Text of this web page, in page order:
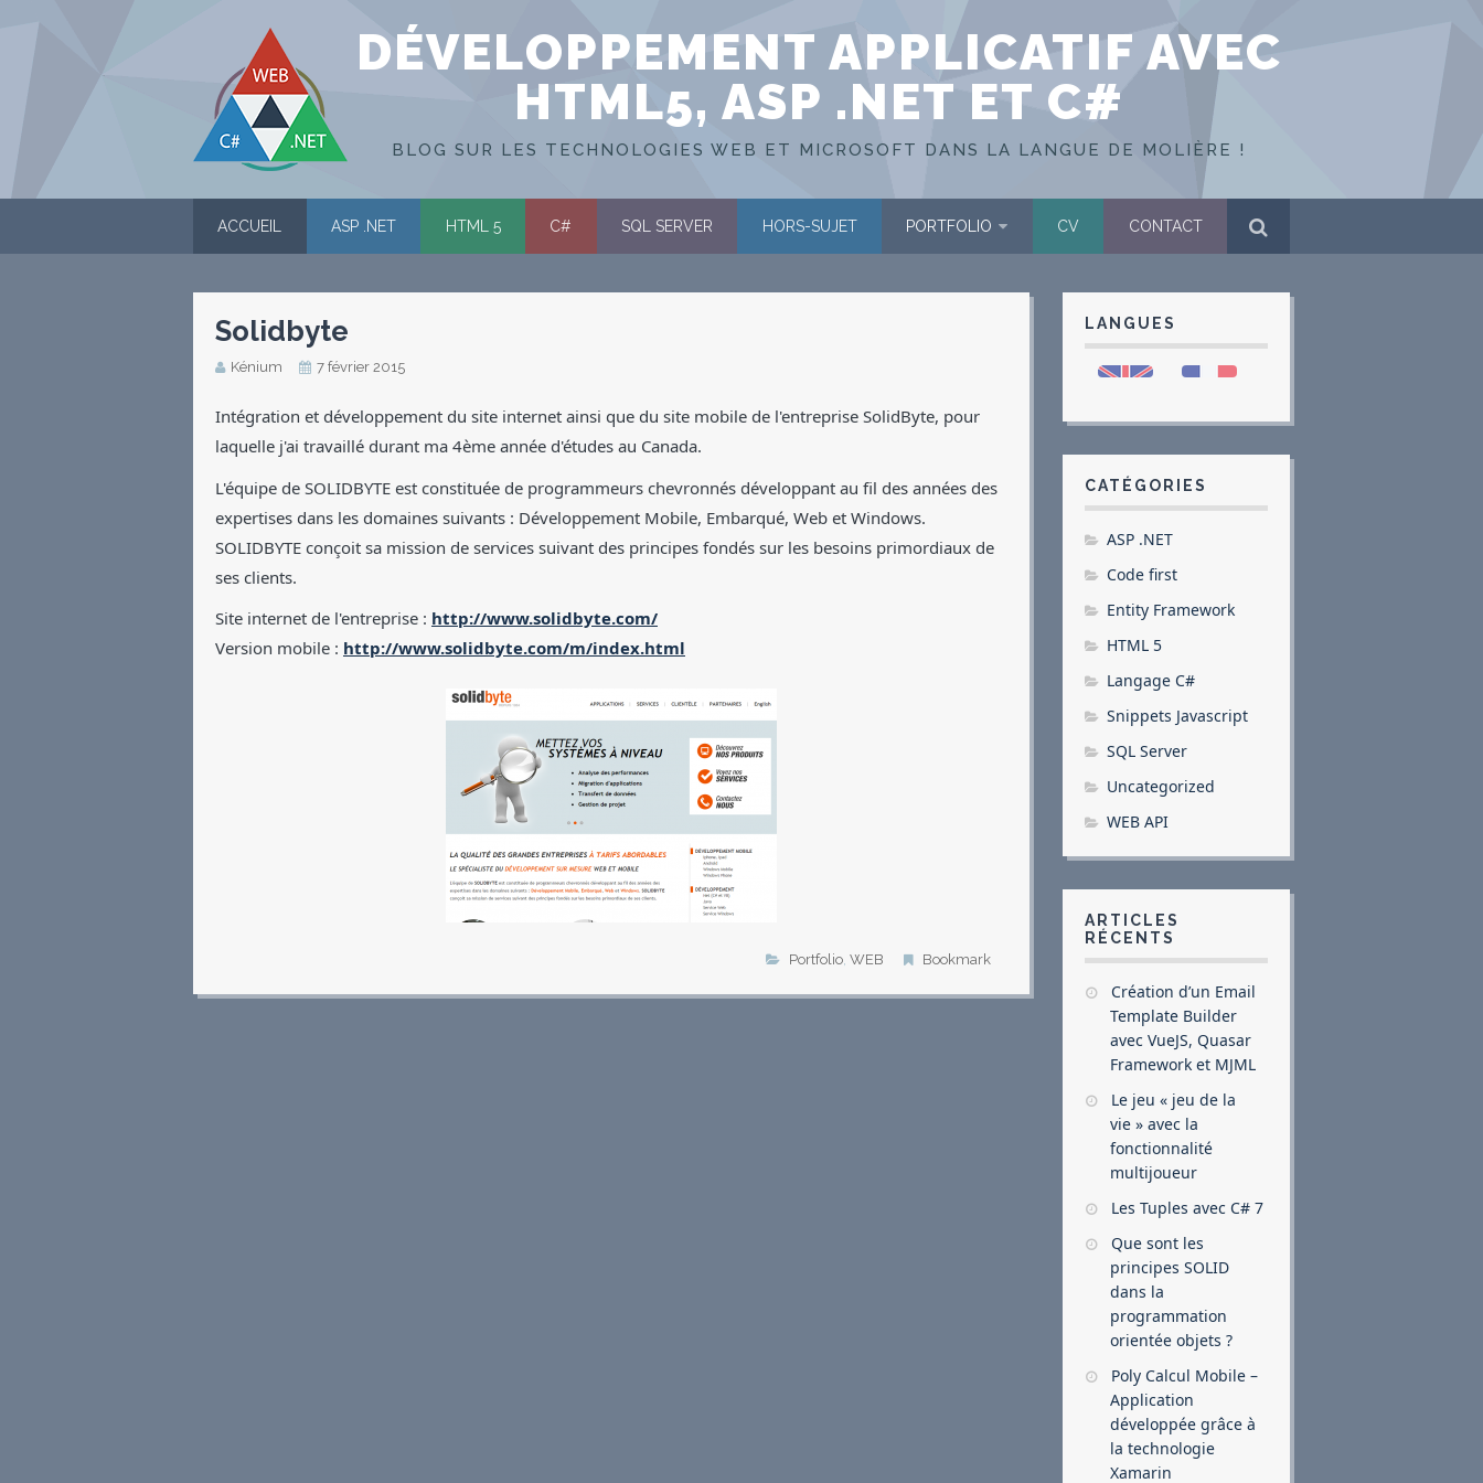
DÉVELOPPEMENT APPLICATIF AVEC
HTML5, ASP .NET ET C#
BLOG SUR LES TECHNOLOGIES WEB ET MICROSOFT DANS LA LANGUE DE MOLIÈRE !
ACCUEIL ASP .NET HTML 5 C# SQL SERVER HORS-SUJET PORTFOLIO CV CONTACT
Solidbyte
Kénium 7 février 2015
Intégration et développement du site internet ainsi que du site mobile de l'entreprise SolidByte, pour
laquelle j'ai travaillé durant ma 4ème année d'études au Canada.
L'équipe de SOLIDBYTE est constituée de programmeurs chevronnés développant au fil des années des
expertises dans les domaines suivants : Développement Mobile, Embarqué, Web et Windows.
SOLIDBYTE conçoit sa mission de services suivant des principes fondés sur les besoins primordiaux de
ses clients.
Site internet de l'entreprise : http://www.solidbyte.com/
Version mobile : http://www.solidbyte.com/m/index.html
Portfolio,WEB Bookmark
LANGUES
CATÉGORIES
ASP .NET
Code first
Entity Framework
HTML 5
Langage C#
Snippets Javascript
SQL Server
Uncategorized
WEB API
ARTICLES
RÉCENTS
Création d’un Email
Template Builder
avec VueJS, Quasar
Framework et MJML
Le jeu « jeu de la
vie » avec la
fonctionnalité
multijoueur
Les Tuples avec C# 7
Que sont les
principes SOLID
dans la
programmation
orientée objets ?
Poly Calcul Mobile –
Application
développée grâce à
la technologie
Xamarin